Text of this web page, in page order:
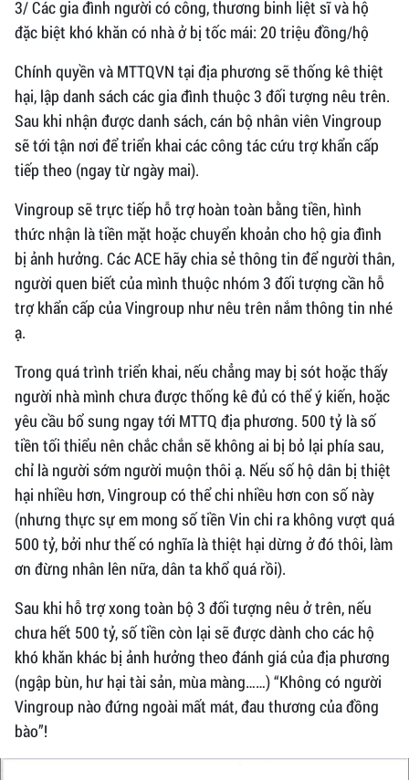
3/ Các gia đình người có công, thương binh liệt sĩ và hộ
đặc biệt khó khăn có nhà ở bị tốc mái: 20 triệu đồng/hộ
Chính quyền và MTTQVN tại địa phương sẽ thống kê thiệt
hại, lập danh sách các gia đình thuộc 3 đối tượng nêu trên.
Sau khi nhận được danh sách, cán bộ nhân viên Vingroup
sẽ tới tận nơi để triển khai các công tác cứu trợ khẩn cấp
tiếp theo (ngay từ ngày mai).
Vingroup sẽ trực tiếp hỗ trợ hoàn toàn bằng tiền, hình
thức nhận là tiền mặt hoặc chuyển khoản cho hộ gia đình
bị ảnh hưởng. Các ACE hãy chia sẻ thông tin để người thân,
người quen biết của mình thuộc nhóm 3 đối tượng cần hỗ
trợ khẩn cấp của Vingroup như nêu trên nắm thông tin nhé
ạ.
Trong quá trình triển khai, nếu chẳng may bị sót hoặc thấy
người nhà mình chưa được thống kê đủ có thể ý kiến, hoặc
yêu cầu bổ sung ngay tới MTTQ địa phương. 500 tỷ là số
tiền tối thiểu nên chắc chắn sẽ không ai bị bỏ lại phía sau,
chỉ là người sớm người muộn thôi ạ. Nếu số hộ dân bị thiệt
hại nhiều hơn, Vingroup có thể chi nhiều hơn con số này
(nhưng thực sự em mong số tiền Vin chi ra không vượt quá
500 tỷ, bởi như thế có nghĩa là thiệt hại dừng ở đó thôi, làm
ơn đừng nhân lên nữa, dân ta khổ quá rồi).
Sau khi hỗ trợ xong toàn bộ 3 đối tượng nêu ở trên, nếu
chưa hết 500 tỷ, số tiền còn lại sẽ được dành cho các hộ
khó khăn khác bị ảnh hưởng theo đánh giá của địa phương
(ngập bùn, hư hại tài sản, mùa màng……) “Không có người
Vingroup nào đứng ngoài mất mát, đau thương của đồng
bào”!